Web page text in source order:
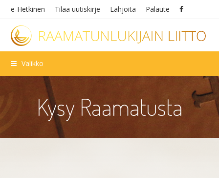
e-Hetkinen Tilaa uutiskirje Lahjoita Palaute
Valikko
Kysy Raamatusta